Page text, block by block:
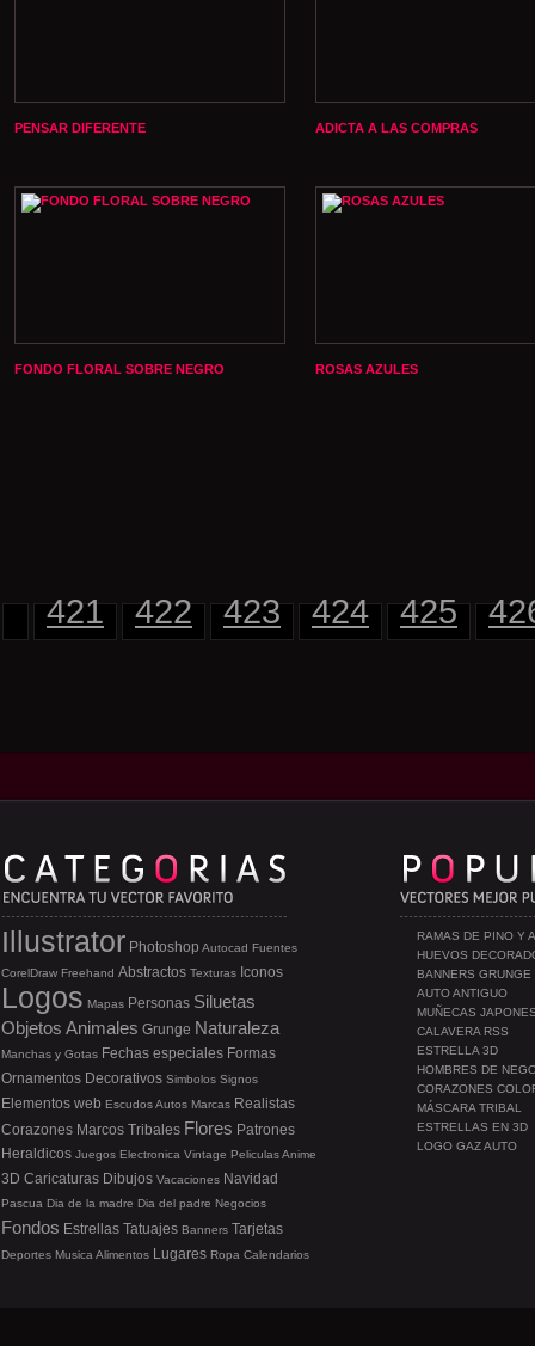
PENSAR DIFERENTE ADICTA A LAS COMPRAS
FONDO FLORAL SOBRE NEGRO ROSAS AZULES
421 422 423 424 425
RAMAS DE PINO Y
HUEVOS
BANNERS GRUNGE
AUTO ANTIGUO
MUÑECAS
CALAVERA RSS
ESTRELLA 3D
HOMBRES DE
CORAZONES
MÁSCARA TRIBAL
ESTRELLAS EN 3D
LOGO GAZ AUTO
Illustrator Photoshop Autocad Fuentes
CorelDraw Freehand Abstractos Texturas Iconos
Logos Mapas Personas Siluetas
Objetos Animales Grunge Naturaleza
Manchas y Gotas Fechas especiales Formas
Ornamentos Decorativos Simbolos Signos
Elementos web EscudosAutos Marcas Realistas
Corazones Marcos Tribales Flores Patrones
Heraldicos Juegos Electronica Vintage PeliculasAnime
3D Caricaturas Dibujos Vacaciones Navidad
Pascua Dia de la madre Dia del padre Negocios
Fondos Estrellas Tatuajes Banners Tarjetas
Deportes Musica Alimentos Lugares Ropa Calendarios